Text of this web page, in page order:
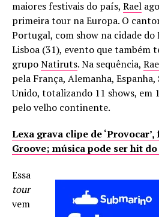
maiores festivais do país, Rael
primeira tour na Europa. O
Portugal, com show na cidade do
Lisboa (31), evento que também
grupoNatiruts. Na sequência,
pela França, Alemanha,
Unido, totalizando 11 shows, em
pelo velho continente.
Lexa grava clipe de
Groove; música pode ser hit
Essa
tour
vem